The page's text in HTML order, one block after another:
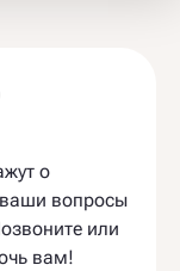
о
ваши вопросы
или
вам!